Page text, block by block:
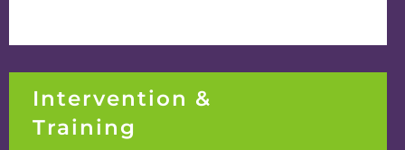
Intervention &
Training